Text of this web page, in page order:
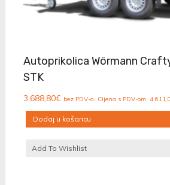
Autoprikolica Wörmann
STK
3.688,80€ bez PDV-a. Cijena s PDV-om:
Dodaj u košaricu
Add To Wishlist